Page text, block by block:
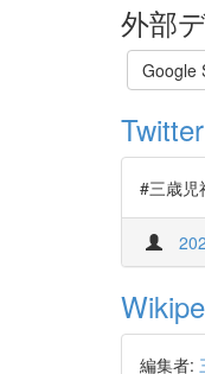
外部
Google
Twitter
#三歳児
編集者: